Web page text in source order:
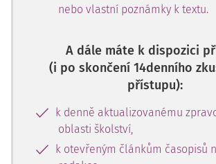
nebo vlastní poznámky k textu.
A dále máte k dispozici
(i po skončení 14denního
přístupu):
k denně aktualizovanému
oblasti školství,
k otevřeným článkům časopisů